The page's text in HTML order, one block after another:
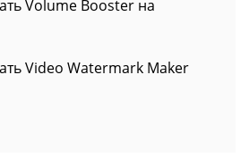
Video Watermark Maker